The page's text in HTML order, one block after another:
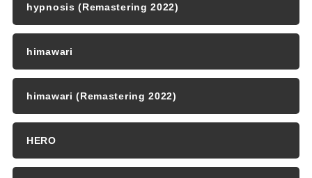
hypnosis (Remastering 2022)
himawari
himawari (Remastering 2022)
HERO